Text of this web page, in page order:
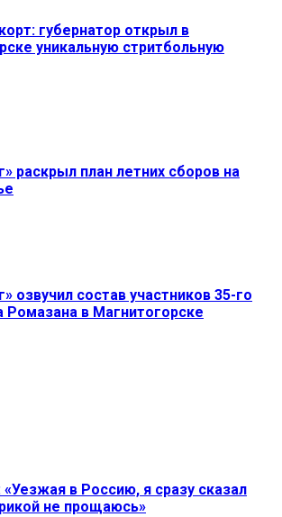
губернатор открыл в
уникальную стритбольную
раскрыл план летних сборов на
озвучил состав участников 35-го
Ромазана в Магнитогорске
«Уезжая в Россию, я сразу сказал
не прощаюсь»